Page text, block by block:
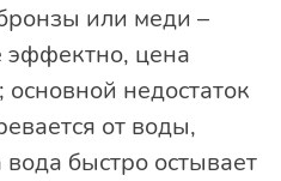
или меди –
эффектно, цена
недостаток
от воды,
быстро остывает